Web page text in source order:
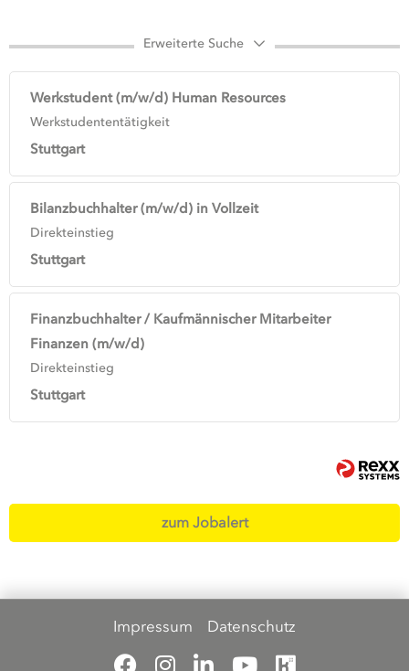
Erweiterte Suche
Werkstudent (m/w/d) Human Resources
Werkstudententätigkeit
Stuttgart
Bilanzbuchhalter (m/w/d) in Vollzeit
Direkteinstieg
Stuttgart
Finanzbuchhalter / Kaufmännischer Mitarbeiter
Finanzen (m/w/d)
Direkteinstieg
Stuttgart
zum Jobalert
Impressum Datenschutz